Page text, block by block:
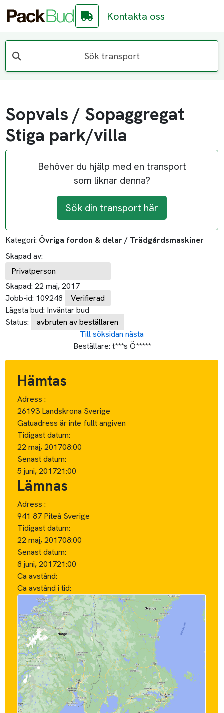
Kontakta oss
Sök transport
Sopvals / Sopaggregat
Stiga park/villa
Behöver du hjälp med en transport
som liknar denna?
Sök din transport här
Kategori: Övriga fordon & delar / Trädgårdsmaskiner
Skapad av:
Privatperson
Skapad: 22 maj, 2017
Jobb-id: 109248
Verifierad
Lägsta bud: Inväntar bud
Status:
avbruten av beställaren
Till söksidan nästa
Beställare: t***s Ö*****
Hämtas
Adress :
26193 Landskrona Sverige
Gatuadress är inte fullt angiven
Tidigast datum:
22 maj, 201708:00
Senast datum:
5 juni, 201721:00
Lämnas
Adress :
941 87 Piteå Sverige
Tidigast datum:
22 maj, 201708:00
Senast datum:
8 juni, 201721:00
Ca avstånd:
Ca avstånd i tid: